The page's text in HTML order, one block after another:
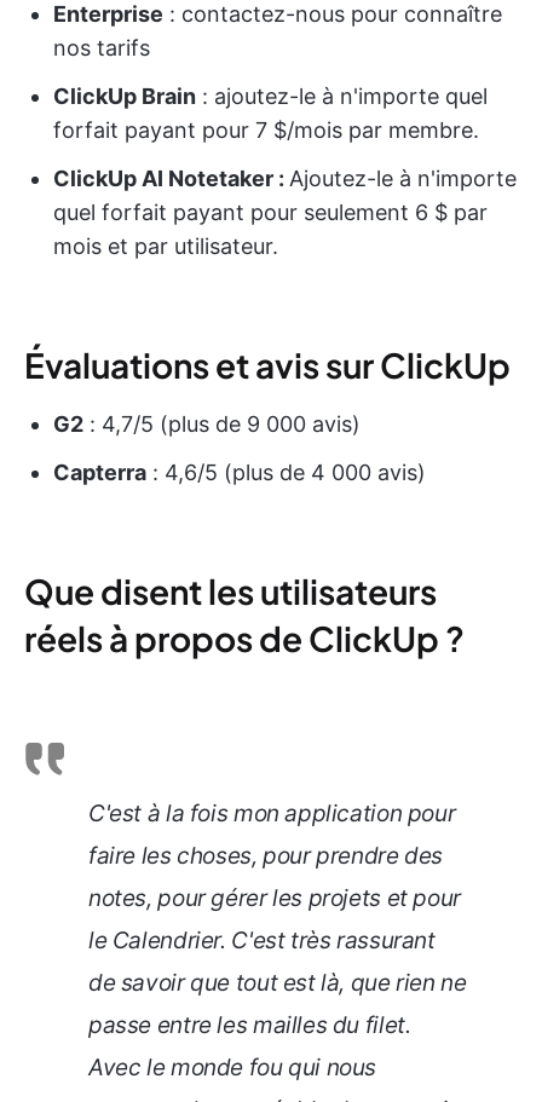
Enterprise : contactez-nous pour connaître
nos tarifs
ClickUp Brain : ajoutez-le à n'importe quel
forfait payant pour 7 $/mois par membre.
ClickUp AI Notetaker : Ajoutez-le à n'importe
quel forfait payant pour seulement 6 $ par
mois et par utilisateur.
Évaluations et avis sur ClickUp
G2 : 4,7/5 (plus de 9 000 avis)
Capterra : 4,6/5 (plus de 4 000 avis)
Que disent les utilisateurs
réels à propos de ClickUp ?
C'est à la fois mon application pour
faire les choses, pour prendre des
notes, pour gérer les projets et pour
le Calendrier. C'est très rassurant
de savoir que tout est là, que rien ne
passe entre les mailles du filet.
Avec le monde fou qui nous